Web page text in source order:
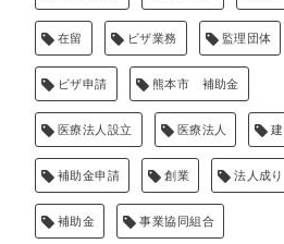
在留 ビザ業務 監理団体
ビザ申請 熊本市 補助金
医療法人設立 医療法人
補助金申請 創業 法人成り
補助金 事業協同組合